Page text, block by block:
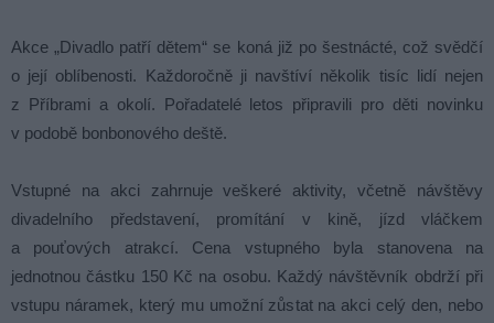
Akce „Divadlo patří dětem“ se koná již po šestnácté, což svědčí
o její oblíbenosti. Každoročně ji navštíví několik tisíc lidí nejen
z Příbrami a okolí. Pořadatelé letos připravili pro děti novinku
v podobě bonbonového deště.
Vstupné na akci zahrnuje veškeré aktivity, včetně návštěvy
divadelního představení, promítání v kině, jízd vláčkem
a pouťových atrakcí. Cena vstupného byla stanovena na
jednotnou částku 150 Kč na osobu. Každý návštěvník obdrží při
vstupu náramek, který mu umožní zůstat na akci celý den, nebo